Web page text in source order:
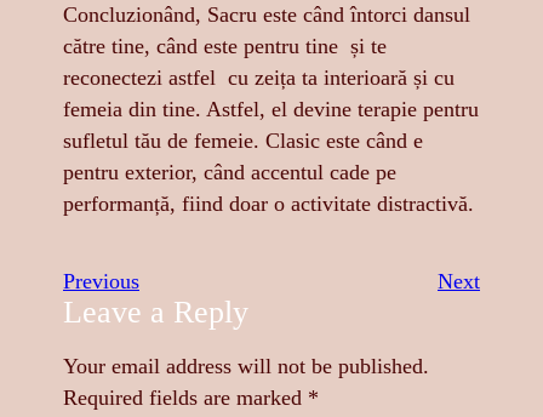
Concluzionând, Sacru este când întorci dansul
către tine, când este pentru tine și te
reconectezi astfel cu zeița ta interioară și cu
femeia din tine. Astfel, el devine terapie pentru
sufletul tău de femeie. Clasic este când e
pentru exterior, când accentul cade pe
performanță, fiind doar o activitate distractivă.
Previous Next
Leave a Reply
Your email address will not be published.
Required fields are marked *